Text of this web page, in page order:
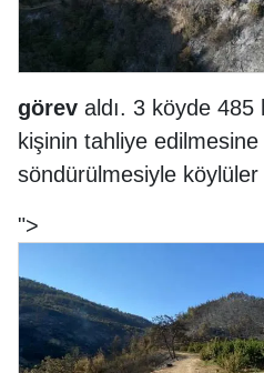
görev aldı. 3 köyde
kişinin tahliye
söndürülmesiyle
">